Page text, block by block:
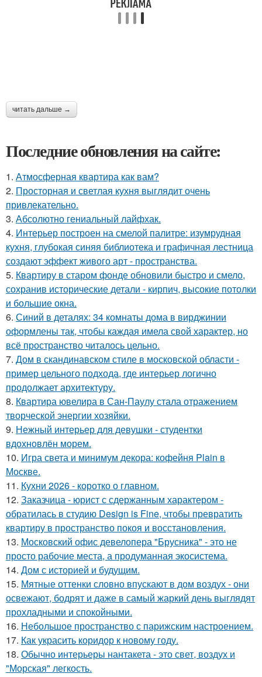
читать дальше →
Последние обновления на сайте:
1. Атмосферная квартира как вам?
2. Просторная и светлая кухня выглядит очень
привлекательно.
3. Абсолютно гениальный лайфхак.
4. Интерьер построен на смелой палитре: изумрудная
кухня, глубокая синяя библиотека и графичная лестница
создают эффект живого арт - пространства.
5. Квартиру в старом фонде обновили быстро и смело,
сохранив исторические детали - кирпич, высокие потолки
и большие окна.
6. Синий в деталях: 34 комнаты дома в вирджинии
оформлены так, чтобы каждая имела свой характер, но
всё пространство читалось цельно.
7. Дом в скандинавском стиле в московской области -
пример цельного подхода, где интерьер логично
продолжает архитектуру.
8. Квартира ювелира в Сан-Паулу стала отражением
творческой энергии хозяйки.
9. Нежный интерьер для девушки - студентки
вдохновлён морем.
10. Игра света и минимум декора: кофейня Plain в
Москве.
11. Кухни 2026 - коротко о главном.
12. Заказчица - юрист с сдержанным характером -
обратилась в студию Design is Fine, чтобы превратить
квартиру в пространство покоя и восстановления.
13. Московский офис девелопера "Брусника" - это не
просто рабочие места, а продуманная экосистема.
14. Дом с историей и будущим.
15. Мятные оттенки словно впускают в дом воздух - они
освежают, бодрят и даже в самый жаркий день выглядят
прохладными и спокойными.
16. Небольшое пространство с парижским настроением.
17. Как украсить коридор к новому году.
18. Обычно интерьеры нантакета - это свет, воздух и
"Морская" легкость.